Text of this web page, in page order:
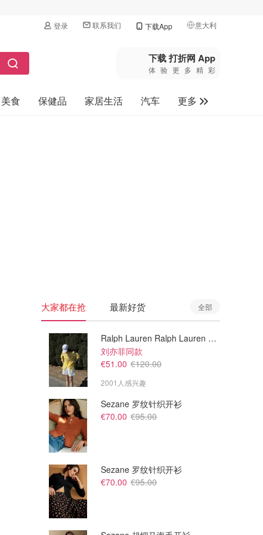
登录 联系我们 下载App 意大利
🇺🇸美国
🇨🇳中国
🇨🇦加拿大
下载 打折网 App
体验更多精彩
美食 保健品 家居生活 汽车
更多
大家都在抢 最新好货 全部
Ralph Lauren Ralph Lauren 男童亚麻衬衫
刘亦菲同款
€51.00 €120.00
2001人感兴趣
Sezane 罗纹针织开衫
€70.00 €95.00
Sezane 罗纹针织开衫
€70.00 €95.00